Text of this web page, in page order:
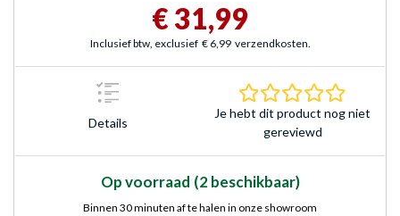
€ 31,99
Inclusief btw, exclusief € 6,99 verzendkosten.
Details
Je hebt dit product nog niet
gereviewd
Op voorraad (2 beschikbaar)
Binnen 30 minuten af te halen in onze showroom